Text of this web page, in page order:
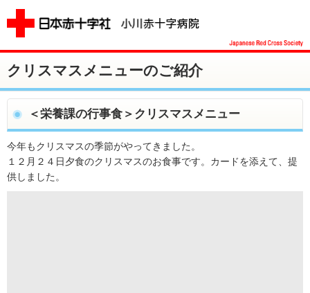
クリスマスメニューのご紹介
＜栄養課の行事食＞クリスマスメニュー
今年もクリスマスの季節がやってきました。
１２月２４日夕食のクリスマスのお食事です。カードを添えて、提
供しました。